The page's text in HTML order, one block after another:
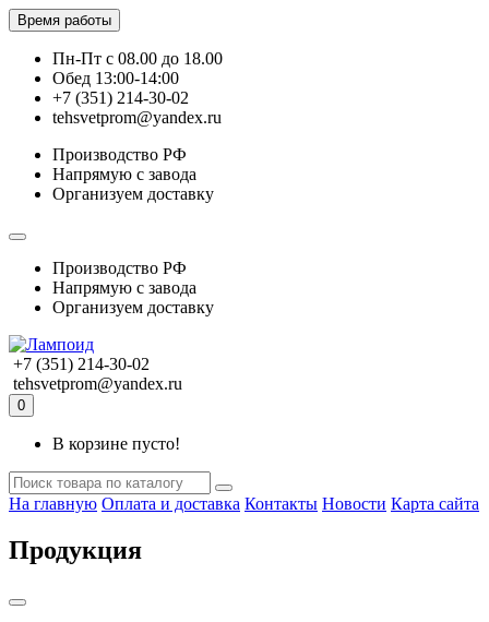
Время работы
Пн-Пт с 08.00 до 18.00
Обед 13:00-14:00
+7 (351) 214-30-02
tehsvetprom@yandex.ru
Производство РФ
Напрямую с завода
Организуем доставку
Производство РФ
Напрямую с завода
Организуем доставку
+7 (351) 214-30-02
tehsvetprom@yandex.ru
0
В корзине пусто!
На главную Оплата и доставка Контакты Новости Карта сайта
Продукция